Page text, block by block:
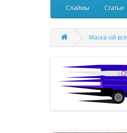
Слаймы Статьи
Маска ой всё